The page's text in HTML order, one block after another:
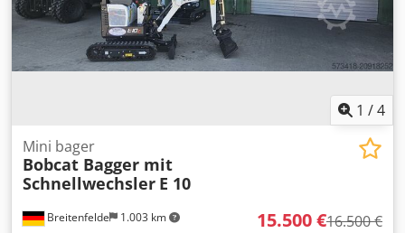
1 /4
Breitenfelde 1.003 km
Mini bager
Bobcat Bagger mit
Schnellwechsler E 10
15.500 €16.500 €